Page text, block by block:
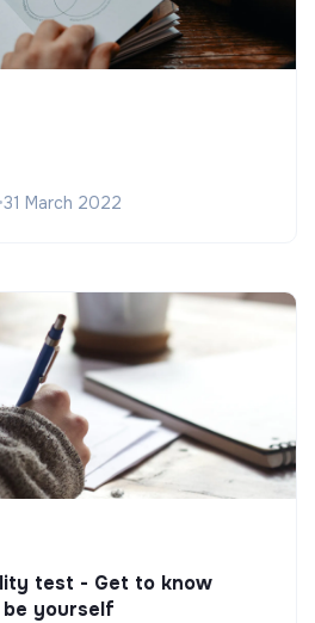
•31 March 2022
test - Get to know
yourself